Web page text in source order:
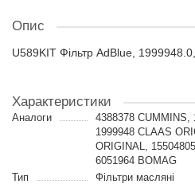
Опис
U589KIT Фільтр AdBlue,
Характеристики
Аналоги
4388378 CUMMINS,
1999948 CLAAS
ORIGINAL,
6051964 BOMAG
Тип
Фільтри масляні